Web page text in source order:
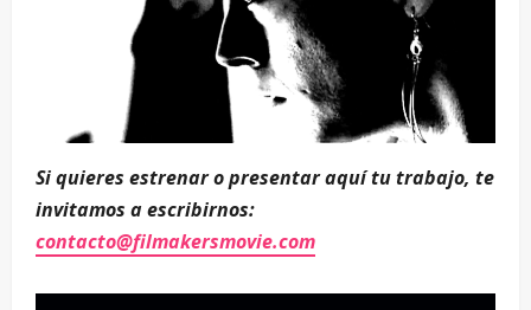
Si quieres estrenar o presentar aquí tu trabajo, te
invitamos a escribirnos:
contacto@filmakersmovie.com